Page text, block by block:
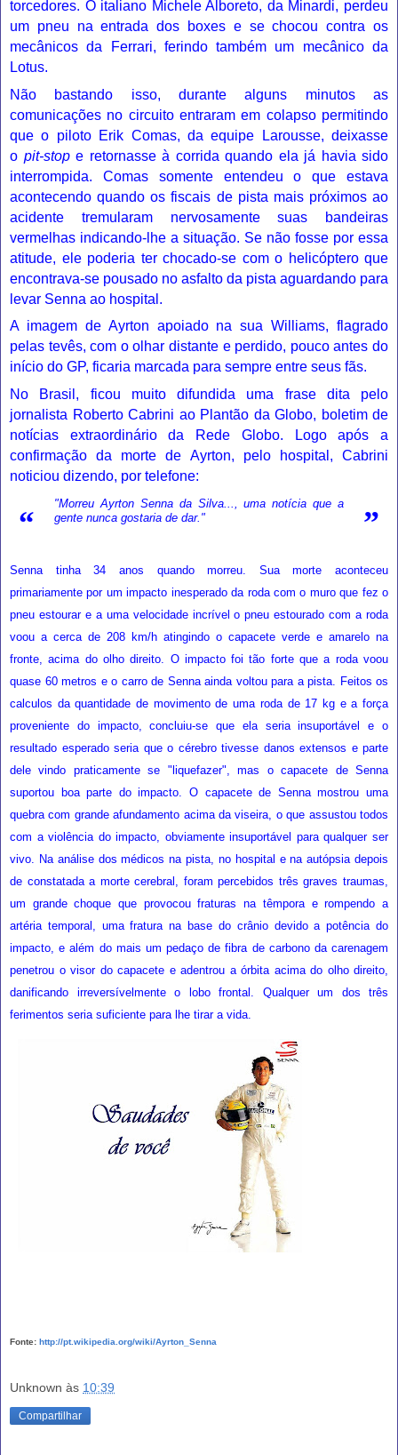
torcedores. O italiano Michele Alboreto, da Minardi, perdeu
um pneu na entrada dos boxes e se chocou contra os
mecânicos da Ferrari, ferindo também um mecânico da
Lotus.
Não bastando isso, durante alguns minutos as
comunicações no circuito entraram em colapso permitindo
que o piloto Erik Comas, da equipe Larousse, deixasse
o pit-stope retornasse à corrida quando ela já havia sido
interrompida. Comas somente entendeu o que estava
acontecendo quando os fiscais de pista mais próximos ao
acidente tremularam nervosamente suas bandeiras
vermelhas indicando-lhe a situação. Se não fosse por essa
atitude, ele poderia ter chocado-se com o helicóptero que
encontrava-se pousado no asfalto da pista aguardando para
levar Senna ao hospital.
A imagem de Ayrton apoiado na sua Williams, flagrado
pelas tevês, com o olhar distante e perdido, pouco antes do
início do GP, ficaria marcada para sempre entre seus fãs.
No Brasil, ficou muito difundida uma frase dita pelo
jornalista Roberto Cabrini ao Plantão da Globo, boletim de
notícias extraordinário da
Rede Globo. Logo após a
confirmação da morte de Ayrton, pelo hospital, Cabrini
noticiou dizendo, por telefone:
“
"Morreu Ayrton Senna da Silva..., uma notícia que a
gente nunca gostaria de dar."
”
Senna tinha 34 anos quando morreu. Sua morte aconteceu
primariamente por um impacto inesperado da roda com o muro que fez o
pneu estourar e a uma velocidade incrível o pneu estourado com a roda
voou a cerca de 208 km/h atingindo o capacete verde e amarelo na
fronte, acima do olho direito. O impacto foi tão forte que a roda voou
quase 60 metros e o carro de Senna ainda voltou para a pista. Feitos os
calculos da quantidade de movimento de uma roda de 17 kg e a força
proveniente do impacto, concluiu-se que ela seria insuportável e o
resultado esperado seria que o cérebro tivesse danos extensos e parte
dele vindo praticamente se "liquefazer", mas o capacete de Senna
suportou boa parte do impacto. O capacete de Senna mostrou uma
quebra com grande afundamento acima da viseira, o que assustou todos
com a violência do impacto, obviamente insuportável para qualquer ser
vivo. Na análise dos médicos na pista, no hospital e na autópsia depois
de constatada a morte cerebral , foram percebidos três graves traumas,
um grande choque que provocou fraturas na têmpora e rompendo a
artéria temporal, uma fratura na base do crânio devido a potência do
impacto, e além do mais um pedaço de fibra de carbono da carenagem
penetrou o visor do capacete e adentrou a órbita acima do olho direito,
danificando irreversívelmente o lobo frontal. Qualquer um dos três
ferimentos seria suficiente para lhe tirar a vida.
Fonte: http://pt.wikipedia.org/wiki/Ayrton_Senna
Unknown às 10:39
Compartilhar